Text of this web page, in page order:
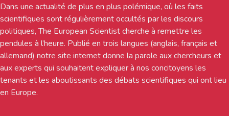
Dans une actualité de plus en plus polémique, où les faits
scientifiques sont régulièrement occultés par les discours
politiques, The European Scientist cherche à remettre les
pendules à l’heure. Publié en trois langues (anglais, français et
allemand) notre site internet donne la parole aux chercheurs et
aux experts qui souhaitent expliquer à nos concitoyens les
tenants et les aboutissants des débats scientifiques qui ont lieu
en Europe.